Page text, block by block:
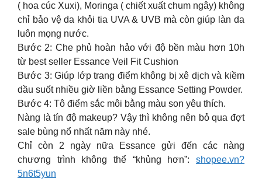
( hoa cúc Xuxi), Moringa ( chiết xuất chum ngây) không
chỉ bảo vệ da khỏi tia UVA & UVB mà còn giúp làn da
luôn mọng nước.
Bước 2: Che phủ hoàn hảo với độ bền màu hơn 10h
từ best seller Essance Veil Fit Cushion
Bước 3: Giúp lớp trang điểm không bị xê dịch và kiềm
dầu suốt nhiều giờ liền bằng Essance Setting Powder.
Bước 4: Tô điểm sắc môi bằng màu son yêu thích.
Nàng là tín độ makeup? Vậy thì không nên bỏ qua đợt
sale bùng nổ nhất năm này nhé.
Chỉ còn 2 ngày nữa Essance gửi đến các nàng
chương trình không thể “khủng hơn”: shopee.vn?
5n6t5yun